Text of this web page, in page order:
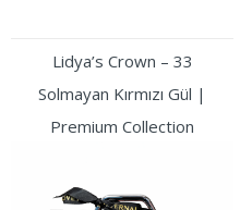
Lidya’s Crown – 33
Solmayan Kırmızı Gül |
Premium Collection